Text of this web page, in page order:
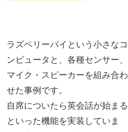
ラズベリーパイという小さなコ
ンピュータと、各種センサー、
マイク・スピーカーを組み合わ
せた事例です。
自席についたら英会話が始まる
といった機能を実装していま